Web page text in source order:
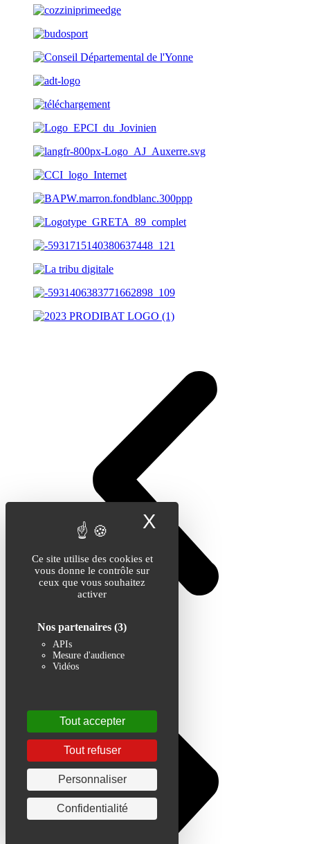
Ce site utilise des cookies et
vous donne le contrôle sur
ceux que vous souhaitez
activer
Nos partenaires (3)
APIs
Mesure d'audience
Vidéos
Tout accepter
Tout refuser
Personnaliser
Confidentialité
X Masquer le